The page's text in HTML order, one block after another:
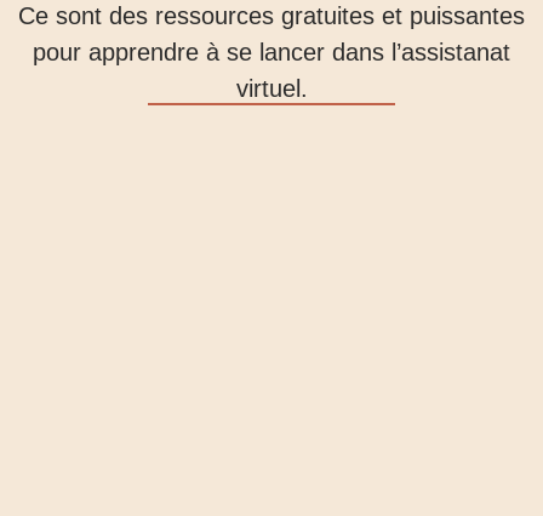
Ce sont des ressources gratuites et puissantes
pour apprendre à se lancer dans l’assistanat
virtuel.